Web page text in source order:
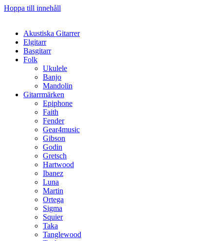
Hoppa till innehåll
Akustiska Gitarrer
Elgitarr
Basgitarr
Folk
Ukulele
Banjo
Mandolin
Gitarrmärken
Epiphone
Faith
Fender
Gear4music
Gibson
Godin
Gretsch
Hartwood
Ibanez
Luna
Martin
Ortega
Sigma
Squier
Taka
Tanglewood